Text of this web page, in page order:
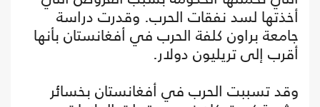
أخذتها لسد نفقات الحرب. وقدرت دراسة
جامعة براون كلفة الحرب في أفغانستان بأنها
أقرب إلى تريليون دولار.
وقد تسببت الحرب في أفغانستان بخسائر